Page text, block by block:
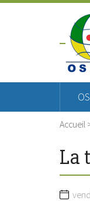
Accueil
La